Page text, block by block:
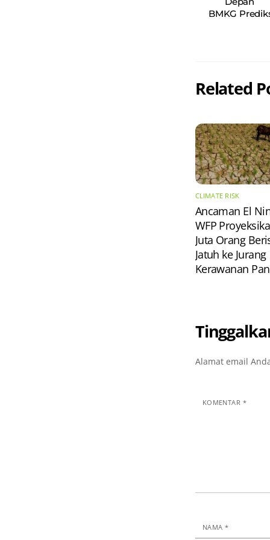
BMKG
Related
CLIMATE RISK
Ancaman El
WFP
Juta Orang
Jatuh ke Jurang
Kerawanan
Alamat email
KOMENTAR *
NAMA *